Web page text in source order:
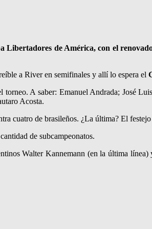
de América, con el
a River en semifinales y allí lo espera el
A saber: Emanuel Andrada; José
Acosta.
cuatro de brasileños. ¿La última? El
de subcampeonatos.
Walter Kannemann (en la última